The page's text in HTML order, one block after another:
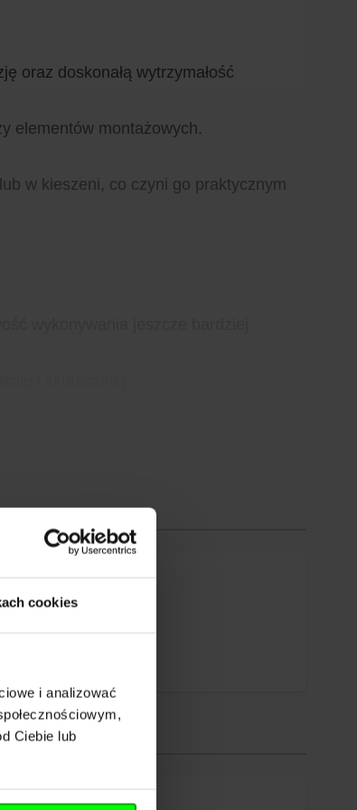
cookies
i analizować
Ciebie lub
oraz doskonałą wytrzymałość
elementów montażowych.
w kieszeni, co czyni go praktycznym